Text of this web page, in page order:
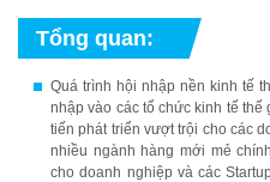
Tổng quan:
Quá trình hội nhập nền kinh tế
nhập vào các tổ chức kinh tế
tiến phát triển vượt trội cho các
nhiều ngành hàng mới mẻ
cho doanh nghiệp và các